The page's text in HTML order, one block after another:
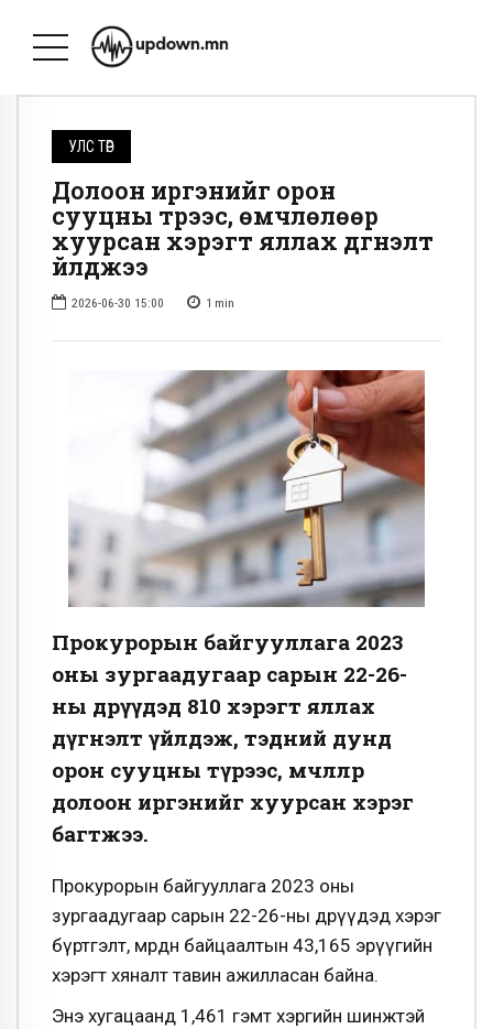
УЛС ТӨР
Долоон иргэнийг орон
сууцны түрээс, өмчлөлөөр
хуурсан хэрэгт яллах дүгнэлт
үйлджээ
2026-06-30 15:00 1 min
Прокурорын байгууллага 2023
оны зургаадугаар сарын 22-26-
ны өдрүүдэд 810 хэрэгт яллах
дүгнэлт үйлдэж, тэдний дунд
орон сууцны түрээс, өмчлөлөөр
долоон иргэнийг хуурсан хэрэг
багтжээ.
Прокурорын байгууллага 2023 оны
зургаадугаар сарын 22-26-ны өдрүүдэд хэрэг
бүртгэлт, мөрдөн байцаалтын 43,165 эрүүгийн
хэрэгт хяналт тавин ажилласан байна.
Энэ хугацаанд 1,461 гэмт хэргийн шинжтэй